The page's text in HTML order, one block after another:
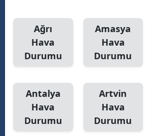
Ağrı
Hava
Durumu
Amasya
Hava
Durumu
Antalya
Hava
Durumu
Artvin
Hava
Durumu